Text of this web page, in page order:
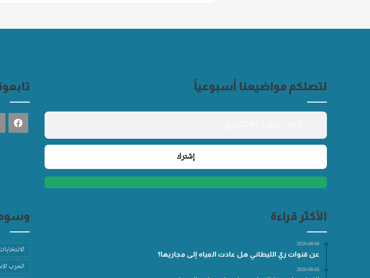
لتصلكم مواضيعنا أسبوعياً
الأكثر قراءة
2026-08-06
عن قنوات ريّ الليطاني هل عادت المياه إلى مجاريها؟
2026-08-05
الحرب